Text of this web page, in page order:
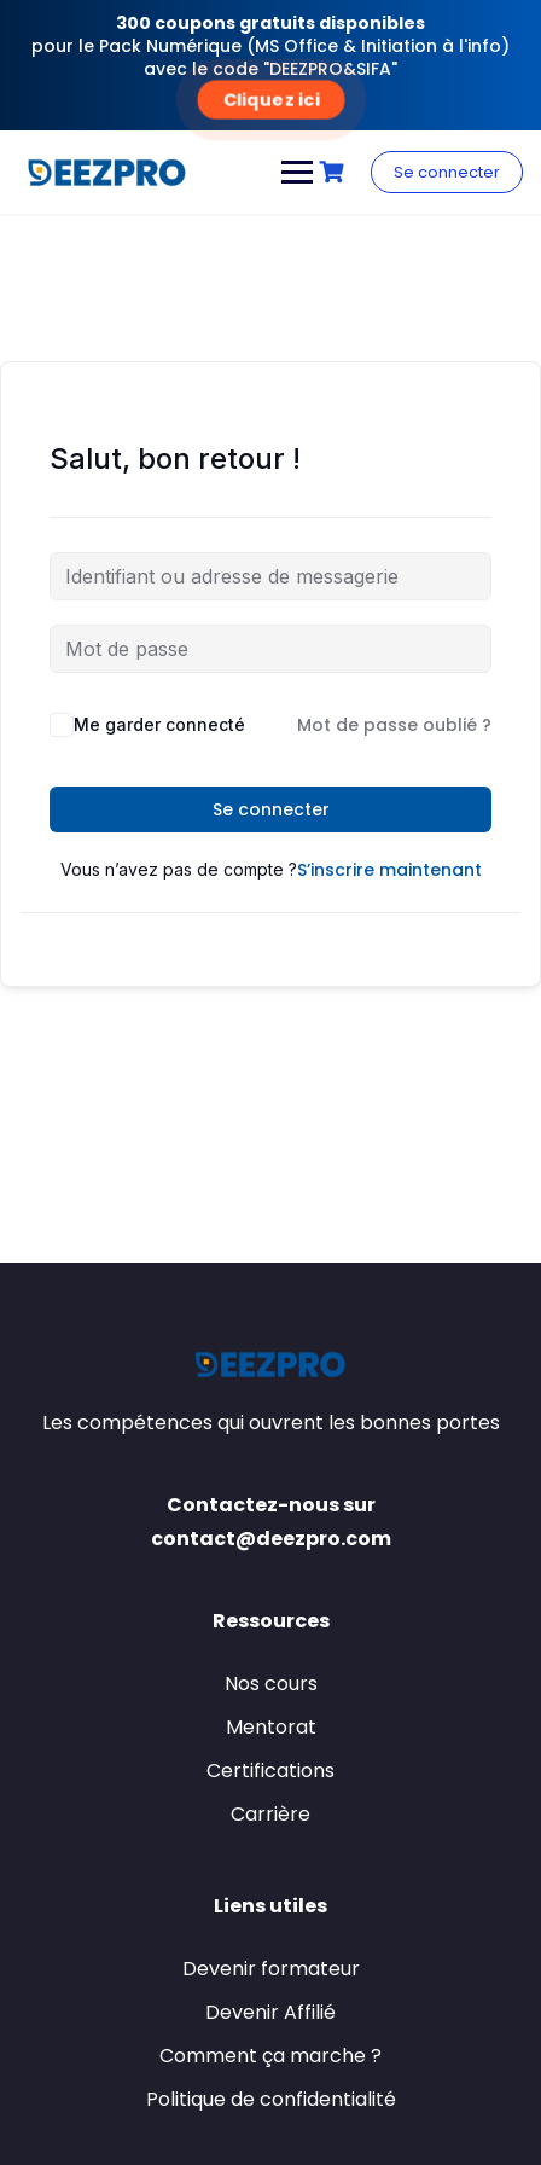
300 coupons gratuits disponibles
pour le Pack Numérique (MS Office & Initiation à l'info)
avec le code "DEEZPRO&SIFA"
Cliquez ici
content
Se connecter
Salut, bon retour !
Me garder connecté Mot de passe oublié ?
Se connecter
Vous n’avez pas de compte ?S’inscrire maintenant
Les compétences qui ouvrent les bonnes portes
Contactez-nous sur
contact@deezpro.com
Ressources
Nos cours
Mentorat
Certifications
Carrière
Liens utiles
Devenir formateur
Devenir Affilié
Comment ça marche ?
Politique de confidentialité